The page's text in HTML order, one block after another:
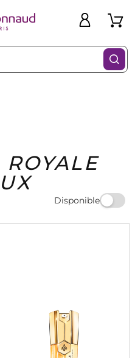
Idées
Cadeaux
Bons
Plans
Disponible
Filtres